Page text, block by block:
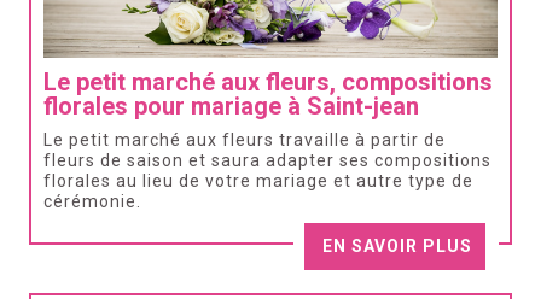
Le petit marché aux fleurs, compositions
florales pour mariage à Saint-jean
Le petit marché aux fleurs travaille à partir de
fleurs de saison et saura adapter ses compositions
florales au lieu de votre mariage et autre type de
cérémonie.
EN SAVOIR PLUS